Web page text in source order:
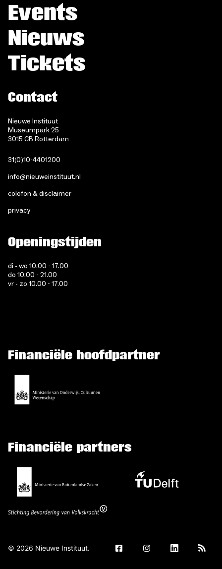
Events
Nieuws
Tickets
Contact
Nieuwe Instituut
Museumpark 25
3015 CB Rotterdam
31(0)10-4401200
info@nieuweinstituut.nl
colofon & disclaimer
privacy
Openingstijden
di - wo 10.00 - 17.00
do 10.00 - 21.00
vr - zo 10.00 - 17.00
Financiële hoofdpartner
Financiële partners
© 2026 Nieuwe Instituut.